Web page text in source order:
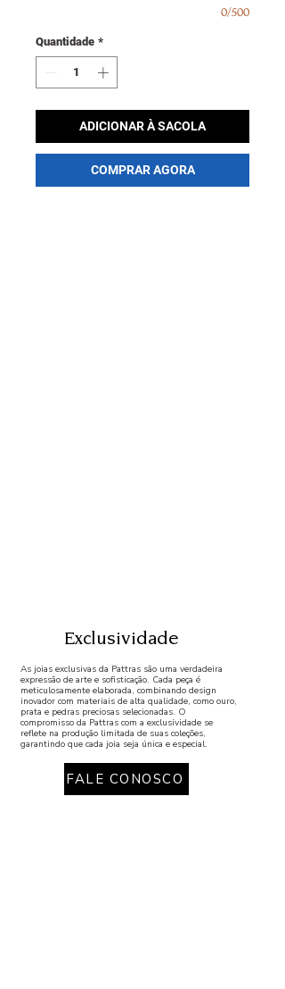
0/500
Quantidade *
ADICIONAR À SACOLA
COMPRAR AGORA
Exclusividade
As joias exclusivas da Pattras são uma verdadeira
expressão de arte e sofisticação. Cada peça é
meticulosamente elaborada, combinando design
inovador com materiais de alta qualidade, como ouro,
prata e pedras preciosas selecionadas. O
compromisso da Pattras com a exclusividade se
reflete na produção limitada de suas coleções,
garantindo que cada joia seja única e especial.
FALE CONOSCO